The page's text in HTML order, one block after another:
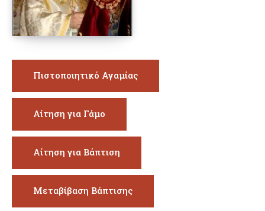
Πιστοποιητικό Αγαμίας
Αίτηση για Γάμο
Αίτηση για Βάπτιση
Μεταβίβαση Βάπτισης